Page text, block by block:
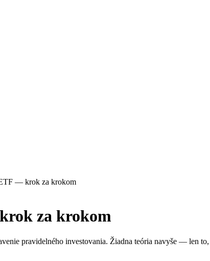
— krok za krokom
za krokom
pravidelného investovania. Žiadna teória navyše — len